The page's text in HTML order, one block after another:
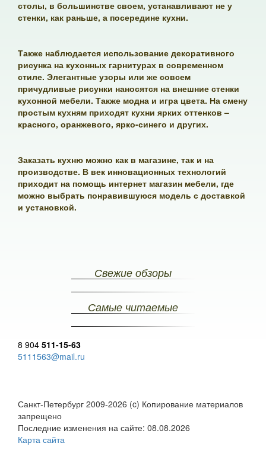
столы, в большинстве своем, устанавливают не у
стенки, как раньше, а посередине кухни.
Также наблюдается использование декоративного
рисунка на кухонных гарнитурах в современном
стиле. Элегантные узоры или же совсем
причудливые рисунки наносятся на внешние стенки
кухонной мебели. Также модна и игра цвета. На смену
простым кухням приходят кухни ярких оттенков –
красного, оранжевого, ярко-синего и других.
Заказать кухню можно как в магазине, так и на
производстве. В век инновационных технологий
приходит на помощь интернет магазин мебели, где
можно выбрать понравившуюся модель с доставкой
и установкой.
Свежие обзоры
Самые читаемые
8 904 511-15-63
5111563@mail.ru
Санкт-Петербург 2009-2026 (c) Копирование материалов
запрещено
Последние изменения на сайте: 08.08.2026
Карта сайта